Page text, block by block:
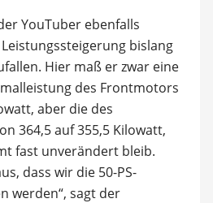
YouTuber ebenfalls
bislang
Hier maß er zwar eine
des Frontmotors
aber die des
364,5 auf 355,5 Kilowatt,
fast unverändert bleib.
dass wir die 50-PS-
werden“, sagt der